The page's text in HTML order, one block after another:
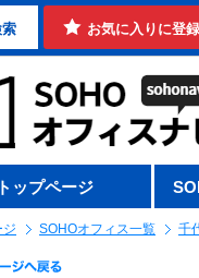
お気に入りに登
トップページ
ジ SOHOオフィス一覧 千